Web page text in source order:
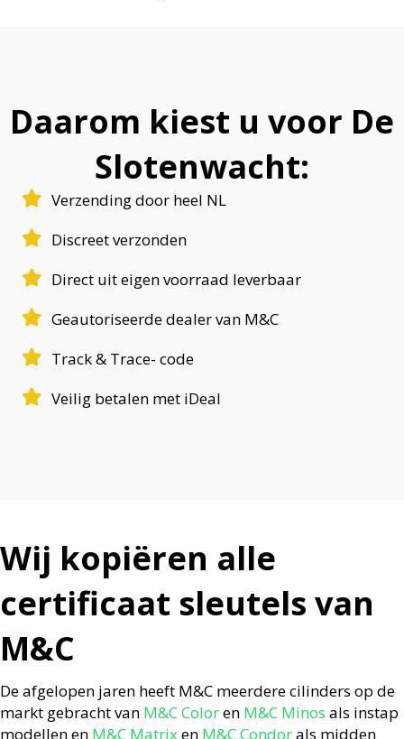
Daarom kiest u voor De
Slotenwacht:
Verzending door heel NL
Discreet verzonden
Direct uit eigen voorraad leverbaar
Geautoriseerde dealer van M&C
Track & Trace- code
Veilig betalen met iDeal
Wij kopiëren alle
certificaat sleutels van
M&C
De afgelopen jaren heeft M&C meerdere cilinders op de
markt gebracht van M&C Coloren M&C Minos als instap
modellen en M&C Matrixen M&C Condorals midden